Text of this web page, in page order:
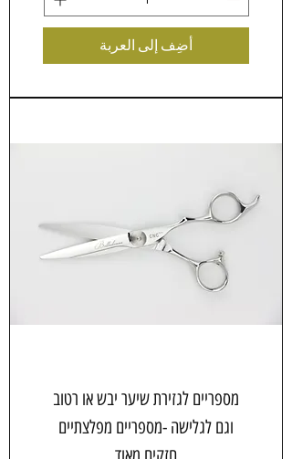
أضِف إلى العربة
מספריים לגזירת שיער יבש או רטוב
וגם לגלישה -מספריים מפלצתיים